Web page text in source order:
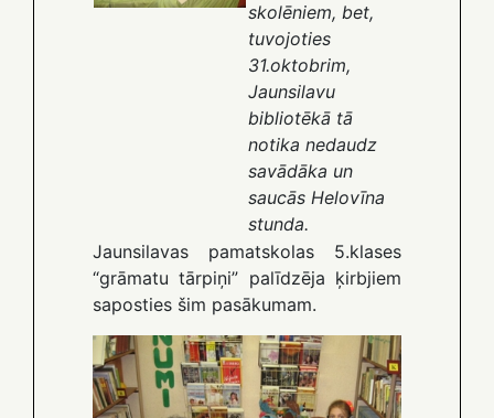
skolēniem, bet,
tuvojoties
31.oktobrim,
Jaunsilavu
bibliotēkā tā
notika nedaudz
savādāka un
saucās Helovīna
stunda.
Jaunsilavas pamatskolas 5.klases
“grāmatu tārpiņi” palīdzēja ķirbjiem
saposties šim pasākumam.